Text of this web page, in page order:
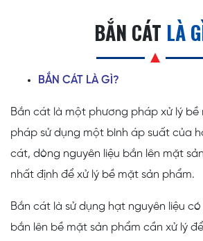
BẮN CÁT LÀ
BẮN CÁT LÀ GÌ?
Bắn cát là một phương pháp xử lý bề
pháp sử dụng một bình áp suất của
cát, dòng nguyên liệu bắn lên mặt
nhất định để xử lý bề mặt sản phẩm.
Bắn cát là sử dụng hạt nguyên liệu
bắn lên bề mặt sản phẩm cần xử lý